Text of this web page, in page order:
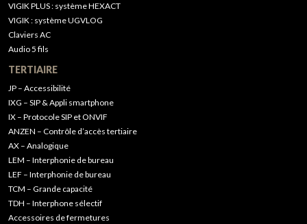
VIGIK PLUS : système HEXACT
VIGIK : système UGVLOG
Claviers AC
Audio 5 fils
TERTIAIRE
JP – Accessibilité
IXG – SIP & Appli smartphone
IX – Protocole SIP et ONVIF
ANZEN – Contrôle d’accès tertiaire
AX – Analogique
LEM – Interphonie de bureau
LEF – Interphonie de bureau
TCM – Grande capacité
TDH – Interphone sélectif
Accessoires de fermetures